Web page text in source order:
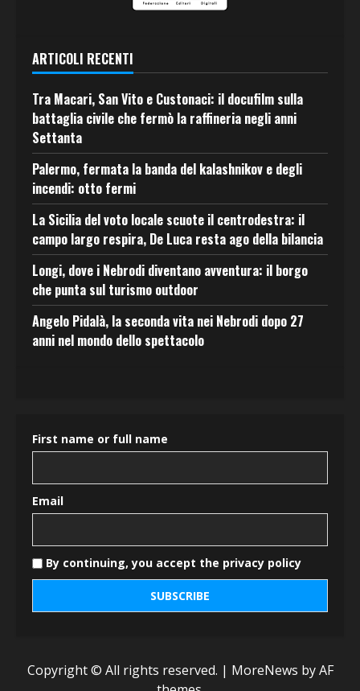
ARTICOLI RECENTI
Tra Macari, San Vito e Custonaci: il docufilm sulla
battaglia civile che fermò la raffineria negli anni
Settanta
Palermo, fermata la banda del kalashnikov e degli
incendi: otto fermi
La Sicilia del voto locale scuote il centrodestra: il
campo largo respira, De Luca resta ago della bilancia
Longi, dove i Nebrodi diventano avventura: il borgo
che punta sul turismo outdoor
Angelo Pidalà, la seconda vita nei Nebrodi dopo 27
anni nel mondo dello spettacolo
First name or full name
Email
By continuing, you accept the privacy policy
Copyright © All rights reserved. | MoreNews by AF